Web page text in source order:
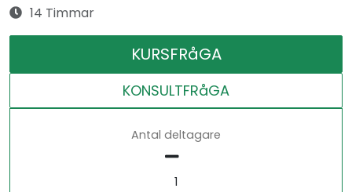
14 Timmar
KURSFRåGA
KONSULTFRåGA
Antal deltagare